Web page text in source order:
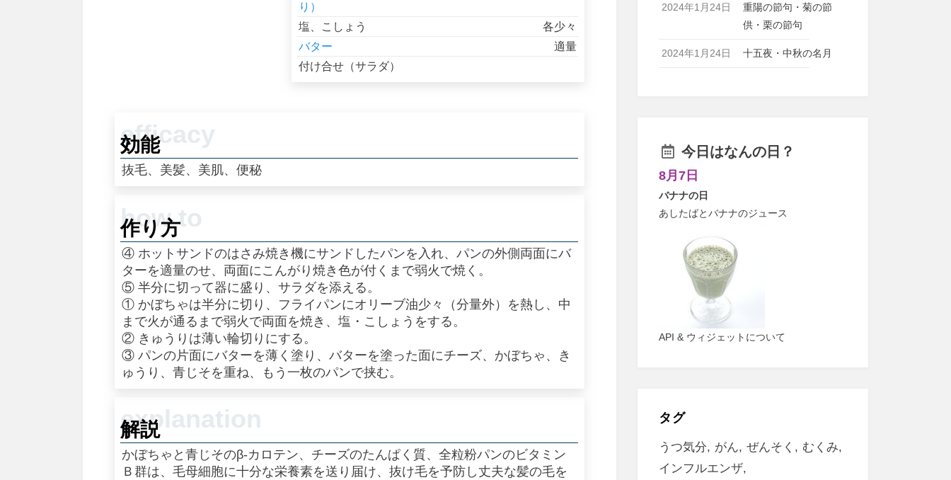
り）
塩、こしょう
各少々
バター
適量
付け合せ（サラダ）
効能
抜毛、美髪、美肌、便秘
作り方
④ ホットサンドのはさみ焼き機にサンドしたパンを入れ、パンの外側両面にバ
ターを適量のせ、両面にこんがり焼き色が付くまで弱火で焼く。
⑤ 半分に切って器に盛り、サラダを添える。
① かぼちゃは半分に切り、フライパンにオリーブ油少々（分量外）を熱し、中
まで火が通るまで弱火で両面を焼き、塩・こしょうをする。
② きゅうりは薄い輪切りにする。
③ パンの片面にバターを薄く塗り、バターを塗った面にチーズ、かぼちゃ、き
ゅうり、青じそを重ね、もう一枚のパンで挟む。
解説
かぼちゃと青じそのβ-カロテン、チーズのたんぱく質、全粒粉パンのビタミン
Ｂ群は、毛母細胞に十分な栄養素を送り届け、抜け毛を予防し丈夫な髪の毛を
2024年1月24日
重陽の節句・菊の節
供・栗の節句
2024年1月24日 十五夜・中秋の名月
今日はなんの日？
8月7日
バナナの日
あしたばとバナナのジュース
API & ウィジェットについて
タグ
うつ気分 がん ぜんそく
むくみ
インフルエンザ